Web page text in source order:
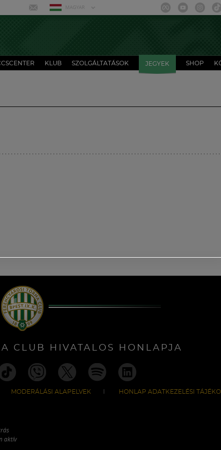
MAGYAR
KLUB SZOLGÁLTATÁSOK JEGYEK SHOP
CLUB HIVATALOS HONLAPJA
MODERÁLÁSI ALAPELVEK HONLAP ADATKEZELÉSI
aktív